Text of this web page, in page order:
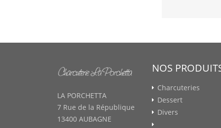
LA PORCHETTA
7 Rue de la République
13400 AUBAGNE
NOS
Charcuteries
Dessert
Divers